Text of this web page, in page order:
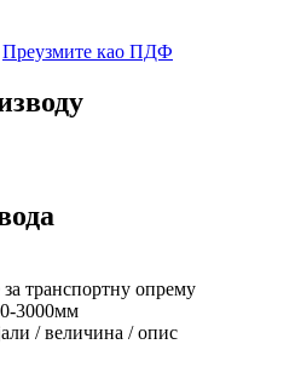
Преузмите као ПДФ
транспортну опрему
3000мм
/ величина / опис